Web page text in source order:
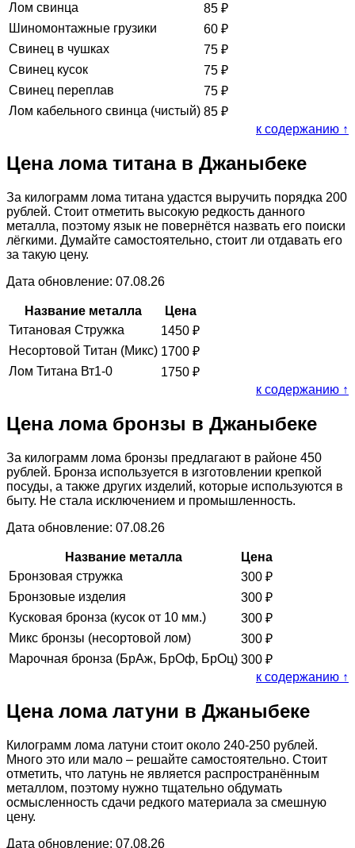
Лом свинца
85 ₽
Шиномонтажные грузики
60 ₽
Свинец в чушках
75 ₽
Свинец кусок
75 ₽
Свинец переплав
75 ₽
Лом кабельного свинца (чистый) 85 ₽
к содержанию ↑
Цена лома титана в Джаныбеке
За килограмм лома титана удастся выручить порядка 200
рублей. Стоит отметить высокую редкость данного
металла, поэтому язык не повернётся назвать его поиски
лёгкими. Думайте самостоятельно, стоит ли отдавать его
за такую цену.
Дата обновление: 07.08.26
Название металла
Цена
Титановая Стружка
1450 ₽
Несортовой Титан (Микс) 1700 ₽
Лом Титана Вт1-0
1750 ₽
к содержанию ↑
Цена лома бронзы в Джаныбеке
За килограмм лома бронзы предлагают в районе 450
рублей. Бронза используется в изготовлении крепкой
посуды, а также других изделий, которые используются в
быту. Не стала исключением и промышленность.
Дата обновление: 07.08.26
Название металла
Цена
Бронзовая стружка
300 ₽
Бронзовые изделия
300 ₽
Кусковая бронза (кусок от 10 мм.)
300 ₽
Микс бронзы (несортовой лом)
300 ₽
Марочная бронза (БрАж, БрОф, БрОц) 300 ₽
к содержанию ↑
Цена лома латуни в Джаныбеке
Килограмм лома латуни стоит около 240-250 рублей.
Много это или мало – решайте самостоятельно. Стоит
отметить, что латунь не является распространённым
металлом, поэтому нужно тщательно обдумать
осмысленность сдачи редкого материала за смешную
цену.
Дата обновление: 07.08.26